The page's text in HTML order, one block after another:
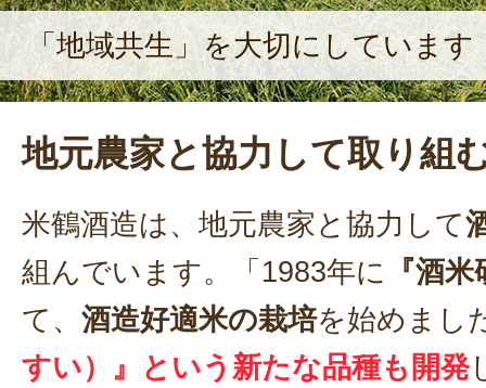
「地域共生」を大切にしています
地元農家と協力して取り組
米鶴酒造は、地元農家と協力して
組んでいます。「1983年に 『酒
て、 酒造好適米の栽培を始めまし
すい）』という新たな品種も開発